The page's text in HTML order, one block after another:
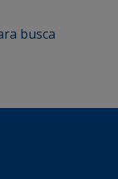
busca